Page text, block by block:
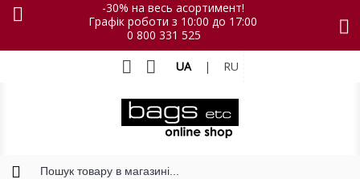
-30% на весь асортимент!
Графік роботи з 10:00 до 17:00
0 800 331 525
UA | RU